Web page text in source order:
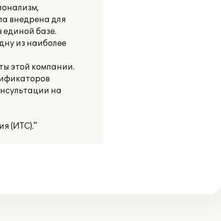
внедрена для
единой базе.
из наиболее
этой компании.
на
(ИТС)."